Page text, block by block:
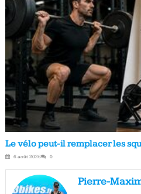
Le vélo peut-il remplacer les
6 août 2026 0
Pierre-